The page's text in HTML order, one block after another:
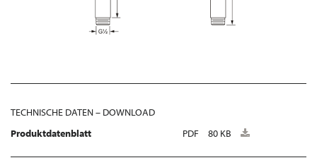
TECHNISCHE DATEN – DOWNLOAD
Produktdatenblatt
PDF 80 KB